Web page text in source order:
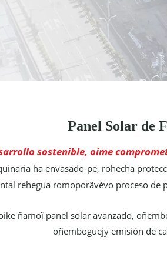
Panel Solar de
sostenible, oime
ha envasado-pe, rohecha
rehegua romoporãvévo proceso
ñamoĩ panel solar avanzado,
oñemboguejy emisión de